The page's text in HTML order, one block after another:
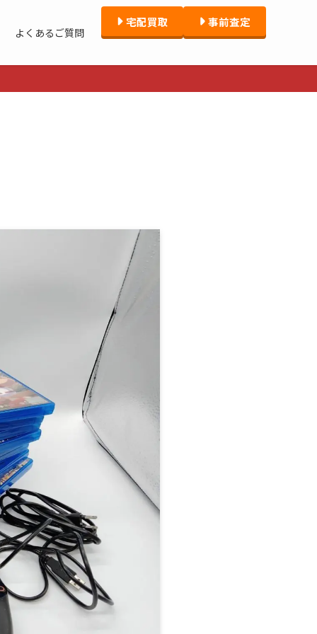
よくあるご質問
宅配買取 事前査定